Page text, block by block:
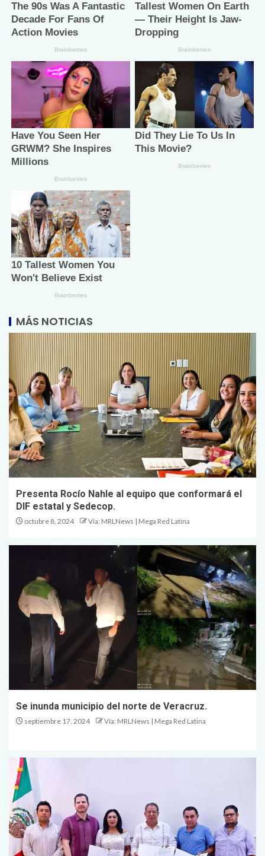
MÁS NOTICIAS
Presenta Rocío Nahle al equipo que conformará el
DIF estatal y Sedecop.
octubre 8, 2024 Vía: MRLNews | Mega Red Latina
Se inunda municipio del norte de Veracruz.
septiembre 17, 2024 Vía: MRLNews | Mega Red Latina